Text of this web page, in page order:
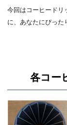
今回はコーヒードリ
に、あなたにぴった
各コー